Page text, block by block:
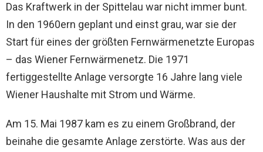
Das Kraftwerk in der Spittelau war nicht immer bunt.
In den 1960ern geplant und einst grau, war sie der
Start für eines der größten Fernwärmenetzte Europas
– das Wiener Fernwärmenetz. Die 1971
fertiggestellte Anlage versorgte 16 Jahre lang viele
Wiener Haushalte mit Strom und Wärme.
Am 15. Mai 1987 kam es zu einem Großbrand, der
beinahe die gesamte Anlage zerstörte. Was aus der